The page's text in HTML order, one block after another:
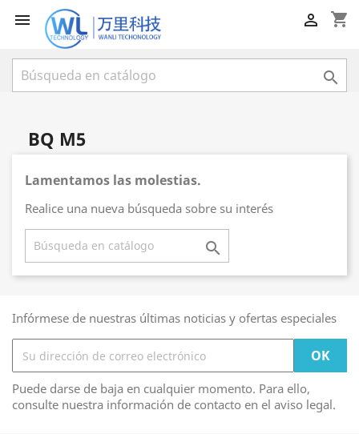
 shopping_cart


BQ M5
Lamentamos las molestias.
Realice una nueva búsqueda sobre su interés

Infórmese de nuestras últimas noticias y ofertas especiales
Puede darse de baja en cualquier momento. Para ello,
consulte nuestra información de contacto en el aviso legal.